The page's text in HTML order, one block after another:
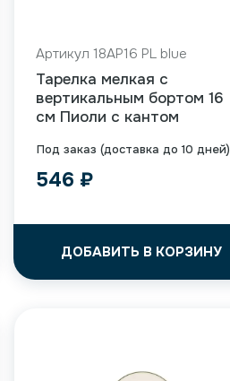
Под заказ (доставка до 10 дней)
Артикул 18AP16 PL blue
Тарелка мелкая с
вертикальным бортом 16
см Пиоли с кантом
546 ₽
ДОБАВИТЬ В КОРЗИНУ